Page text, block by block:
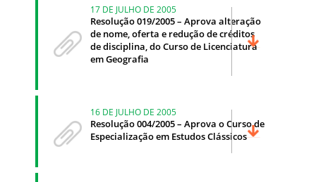
17 DE JULHO DE 2005
Resolução 019/2005 – Aprova alteração
de nome, oferta e redução de créditos
de disciplina, do Curso de Licenciatura
em Geografia
16 DE JULHO DE 2005
Resolução 004/2005 – Aprova o Curso de
Especialização em Estudos Clássicos